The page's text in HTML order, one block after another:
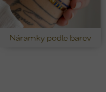
Náramky podle barev